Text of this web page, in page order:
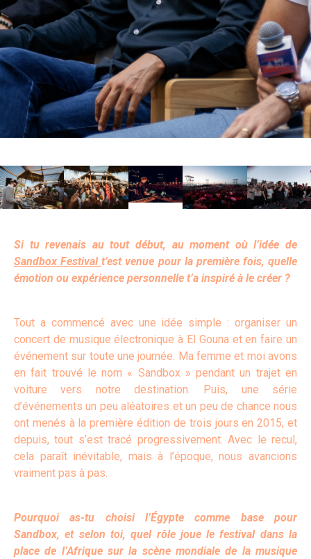
Si tu revenais au tout début, au moment où l’idée de
Sandbox Festivalt’est venue pour la première fois, quelle
émotion ou expérience personnelle t’a inspiré à le créer ?
Tout a commencé avec une idée simple : organiser un
concert de musique électronique à El Gouna et en faire un
événement sur toute une journée. Ma femme et moi avons
en fait trouvé le nom « Sandbox » pendant un trajet en
voiture vers notre destination. Puis, une série
d’événements un peu aléatoires et un peu de chance nous
ont menés à la première édition de trois jours en 2015, et
depuis, tout s’est tracé progressivement. Avec le recul,
cela paraît inévitable, mais à l’époque, nous avancions
vraiment pas à pas.
Pourquoi as-tu choisi l’Égypte comme base pour
Sandbox, et selon toi, quel rôle joue le festival dans la
place de l’Afrique sur la scène mondiale de la musique